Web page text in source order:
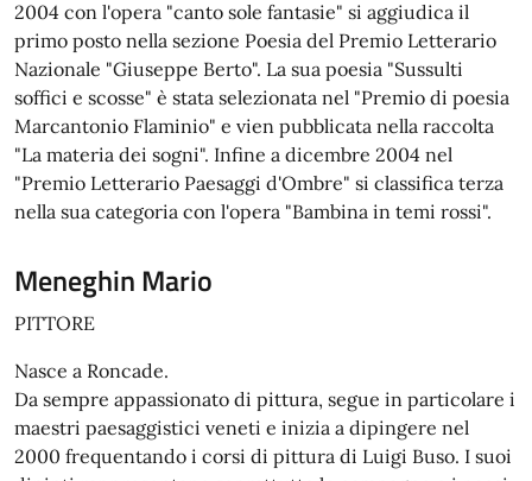
2004 con l'opera "canto sole fantasie" si aggiudica il
primo posto nella sezione Poesia del Premio Letterario
Nazionale "Giuseppe Berto". La sua poesia "Sussulti
soffici e scosse" è stata selezionata nel "Premio di poesia
Marcantonio Flaminio" e vien pubblicata nella raccolta
"La materia dei sogni". Infine a dicembre 2004 nel
"Premio Letterario Paesaggi d'Ombre" si classifica terza
nella sua categoria con l'opera "Bambina in temi rossi".
Meneghin Mario
PITTORE
Nasce a Roncade.
Da sempre appassionato di pittura, segue in particolare i
maestri paesaggistici veneti e inizia a dipingere nel
2000 frequentando i corsi di pittura di Luigi Buso. I suoi